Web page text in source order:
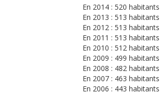
En 2014 : 520 habitants
En 2013 : 513 habitants
En 2012 : 513 habitants
En 2011 : 513 habitants
En 2010 : 512 habitants
En 2009 : 499 habitants
En 2008 : 482 habitants
En 2007 : 463 habitants
En 2006 : 443 habitants